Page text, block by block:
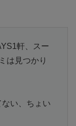
軒、スー
は見つかり
い、ちょい